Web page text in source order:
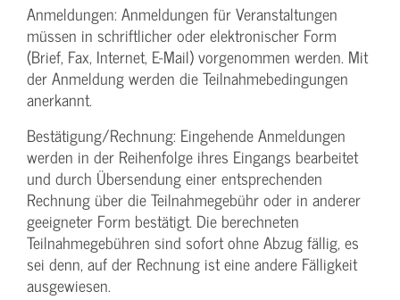
Anmeldungen: Anmeldungen für Veranstaltungen
müssen in schriftlicher oder elektronischer Form
(Brief, Fax, Internet, E-Mail) vorgenommen werden. Mit
der Anmeldung werden die Teilnahme­bedingungen
anerkannt.
Bestätigung­/Rechnung: Eingehende Anmeldungen
werden in der Reihenfolge ihres Eingangs bearbeitet
und durch Übersendung einer entsprechenden
Rechnung über die Teilnahmegebühr oder in anderer
geeigneter Form bestätigt. Die berechneten
Teilnahmegebühren sind sofort ohne Abzug fällig, es
sei denn, auf der Rechnung ist eine andere Fälligkeit
ausgewiesen.